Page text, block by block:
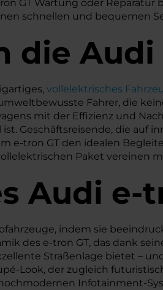
GT Wartung oder
schnellen und bequemen
die Audi
vollelektrisches
Fahrer, die
mit der Effizienz und
Geschäftsreisende, die auf
tron GT den idealen
Paket vereinen
Audi e-
indem sie
des e-tron GT, das dank
Straßenlage bietet –
Look, der zugleich
Infotainment-